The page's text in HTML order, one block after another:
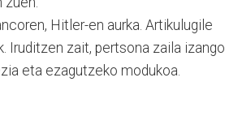
Hitler-en aurka. Artikulugile
Iruditzen zait, pertsona zaila izango
eta ezagutzeko modukoa.